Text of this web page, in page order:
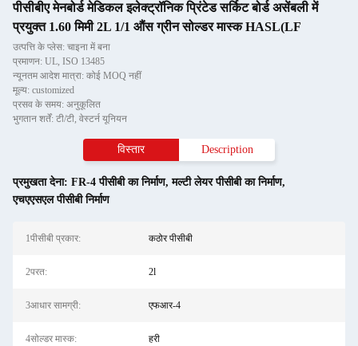
पीसीबीए मेनबोर्ड मेडिकल इलेक्ट्रॉनिक प्रिंटेड सर्किट बोर्ड असेंबली में
प्रयुक्त 1.60 मिमी 2L 1/1 औंस ग्रीन सोल्डर मास्क HASL(LF
उत्पत्ति के प्लेस: चाइना में बना
प्रमाणन: UL, ISO 13485
न्यूनतम आदेश मात्रा: कोई MOQ नहीं
मूल्य: customized
प्रसव के समय: अनुकूलित
भुगतान शर्तें: टी/टी, वेस्टर्न यूनियन
विस्तार Description
प्रमुखता देना: FR-4 पीसीबी का निर्माण,मल्टी लेयर पीसीबी का निर्माण,
एचएएसएल पीसीबी निर्माण
1पीसीबी प्रकार: कठोर पीसीबी
2परत: 2l
3आधार सामग्री: एफआर-4
4सोल्डर मास्क: हरी